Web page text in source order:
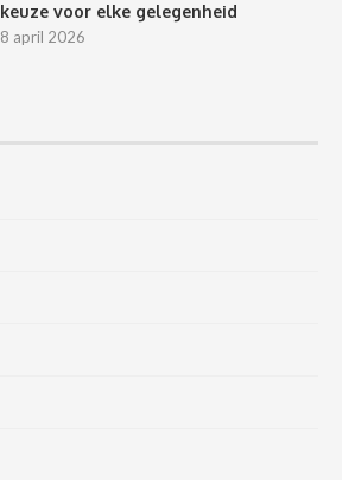
keuze voor elke gelegenheid
8 april 2026